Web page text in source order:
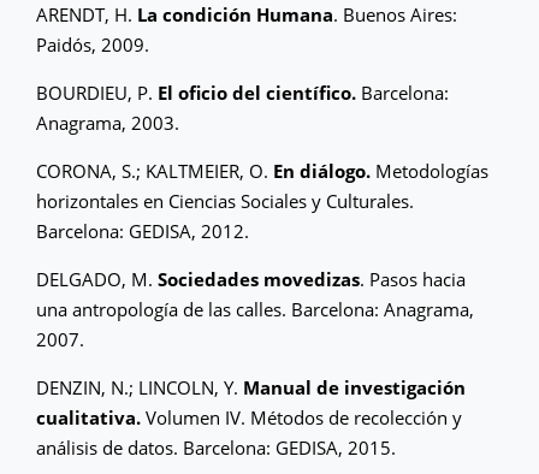
ARENDT, H. La condición Humana. Buenos Aires:
Paidós, 2009.
BOURDIEU, P. El oficio del científico. Barcelona:
Anagrama, 2003.
CORONA, S.; KALTMEIER, O. En diálogo. Metodologías
horizontales en Ciencias Sociales y Culturales.
Barcelona: GEDISA, 2012.
DELGADO, M. Sociedades movedizas. Pasos hacia
una antropología de las calles. Barcelona: Anagrama,
2007.
DENZIN, N.; LINCOLN, Y. Manual de investigación
cualitativa. Volumen IV. Métodos de recolección y
análisis de datos. Barcelona: GEDISA, 2015.